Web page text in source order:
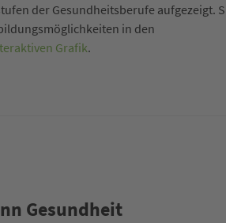
der Gesundheitsberufe aufgezeigt.
in den
Grafik.
Gesundheit